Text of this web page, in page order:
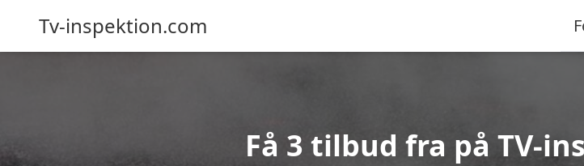
Tv-inspektion.com
Få 3 tilbud fra på TV-